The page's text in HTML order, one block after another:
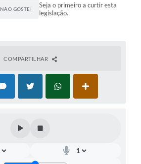
NÃO GOSTEI
Seja o primeiro a curtir esta
legislação.
COMPARTILHAR